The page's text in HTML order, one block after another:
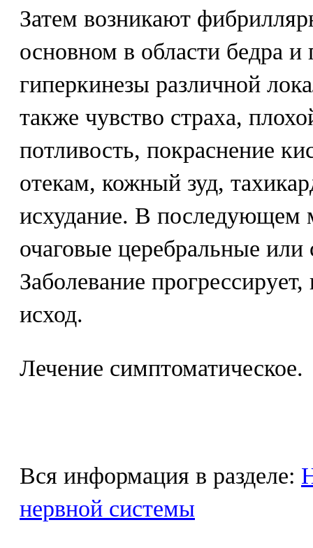
Затем возникают
основном в области бедра и
гиперкинезы различной
также чувство страха,
потливость, покраснение
отекам, кожный зуд,
исхудание. В последующем
очаговые церебральные
Заболевание
исход.
Лечение симптоматическое.
Вся информация в разделе:
нервной системы